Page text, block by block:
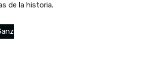
de la historia.